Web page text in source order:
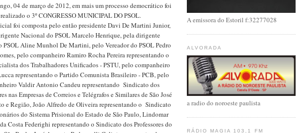
04 de março de 2012, em mais um processo democrático foi
realizado o 3º CONGRESSO MUNICIPAL DO PSOL.
foi composta pelo então presidente Davi De Martini Junior,
Nacional do PSOL Marcelo Henrique, pela dirigente
PSOL Aline Munhol De Martini, pelo Vereador do PSOL Pedro
pelo companheiro Ramiro Rocha Pereira representando o
dos Trabalhadores Unificados - PSTU, pelo companheiro
representando o Partido Comunista Brasileiro - PCB, pelo
Valdir Antonio Candeu representando Sindicato dos
nas Empresas de Correios e Telégrafos e Similares de São José
e Região, João Alfredo de Oliveira representando o Sindicato
do Sistema Prisional do Estado de São Paulo, Lindomar
Costa Federighi representando o Sindicato dos Professores do
A emissora do Estoril f:32277028
ALVORADA
a radio do noroeste paulista
RÁDIO MAGIA 103,1 FM